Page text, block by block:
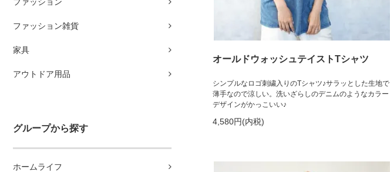
ファッション雑貨
家具
アウトドア用品
グループから探す
ホームライフ
オールドウォッシュテイストTシャツ
シンプルなロゴ刺繍入りのTシャツ♪サラッとした生地で
薄手なので涼しい。洗いざらしのデニムのようなカラー
デザインがかっこいい♪
4,580円(内税)